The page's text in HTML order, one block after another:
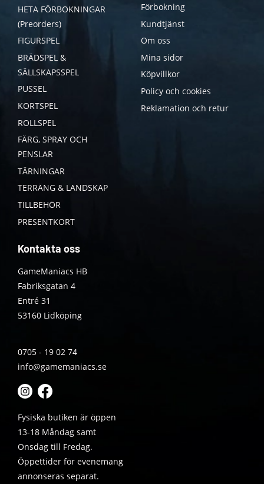
HETA FÖRBOKNINGAR
(Preorders)
FIGURSPEL
BRÄDSPEL &
SÄLLSKAPSSPEL
PUSSEL
KORTSPEL
ROLLSPEL
FÄRG, SPRAY OCH
PENSLAR
TÄRNINGAR
TERRÄNG & LANDSKAP
TILLBEHÖR
PRESENTKORT
Förbokning
Kundtjänst
Om oss
Mina sidor
Köpvillkor
Policy och cookies
Reklamation och retur
Kontakta oss
GameManiacs HB
Fabriksgatan 4
Entré 31
53160 Lidköping
0705 - 19 02 74
info@gamemaniacs.se
Fysiska butiken är öppen
13-18 Måndag samt
Onsdag till Fredag.
Öppettider för evenemang
annonseras separat.